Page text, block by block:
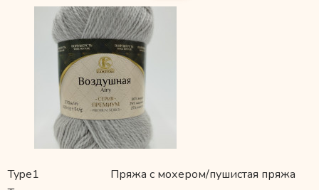
Type1
Пряжа с мохером/пушистая пряжа